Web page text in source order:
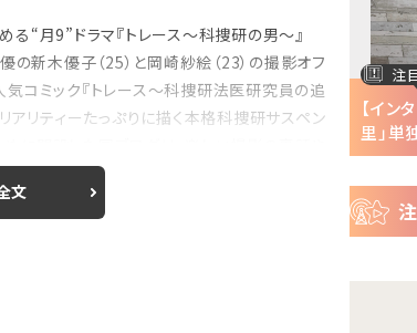
る“月9”ドラマ『トレース～科捜研の男～』
の新木優子（25）と岡崎紗絵（23）の撮影オフ
気コミック『トレース～科捜研法医研究員の追
リティーたっぷりに描く本格科捜研サスペン
文
ス
注目の特集
【インタビュー】『株式会社マジルミエ』第2期の
優・ファイルーズ...
注
【イン
里」単